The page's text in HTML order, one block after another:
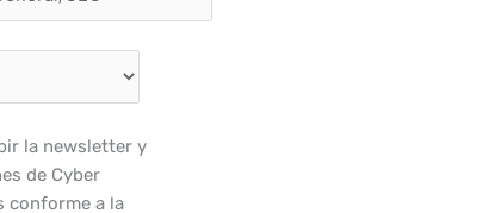
la newsletter y
de Cyber
conforme a la